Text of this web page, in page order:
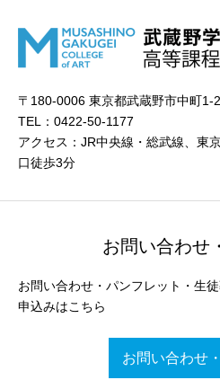
〒180-0006 東京都武蔵野市中町1-
TEL：0422-50-1177
アクセス：JR中央線・総武線、東
口徒歩3分
お問い合わせ
お問い合わせ・パンフレット・生
申込みはこちら
お問い合わせ